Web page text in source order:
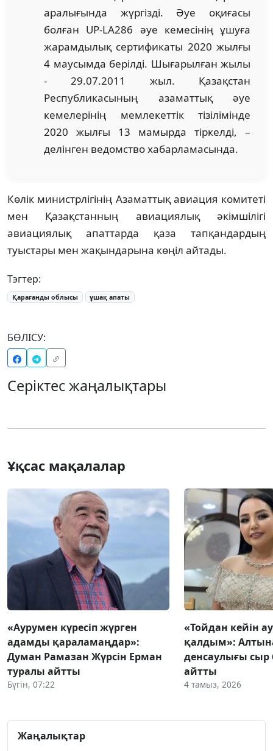
аралығында жүргізді. Әуе оқиғасы
болған UP-LA286 әуе кемесінің ұшуға
жарамдылық сертификаты 2020 жылғы
4 маусымда берілді. Шығарылған жылы
- 29.07.2011 жыл. Қазақстан
Республикасының азаматтық әуе
кемелерінің мемлекеттік тізілімінде
2020 жылғы 13 мамырда тіркелді, –
делінген ведомство хабарламасында.
Көлік министрлігінің Азаматтық авиация комитеті
мен Қазақстанның авиациялық әкімшілігі
авиациялық апаттарда қаза тапқандардың
туыстары мен жақындарына көңіл айтады.
Тэгтер:
Қарағанды облысы ұшақ апаты
БӨЛІСУ:
Серіктес жаңалықтары
Ұқсас мақалалар
«Аурумен күресіп жүрген
адамды қараламаңдар»:
Думан Рамазан Жүрсін Ерман
туралы айтты
Бүгін, 07:22
«Тойдан кейін
қалдым»:
денсаулығы сыр
айтты
4 тамыз, 2026
Жаңалықтар